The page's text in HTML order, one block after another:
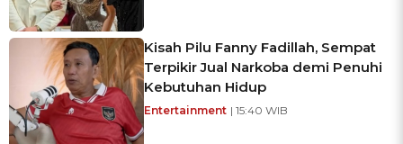
Kisah Pilu Fanny Fadillah, Sempat
Terpikir Jual Narkoba demi Penuhi
Kebutuhan Hidup
Entertainment | 15:40 WIB